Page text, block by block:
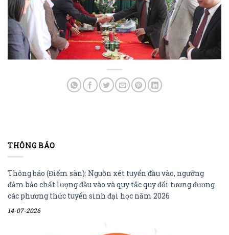
THÔNG BÁO
Thông báo (Điểm sàn): Nguồn xét tuyển đầu vào, ngưỡng
đảm bảo chất lượng đầu vào và quy tắc quy đổi tương đương
các phương thức tuyển sinh đại học năm 2026
14-07-2026